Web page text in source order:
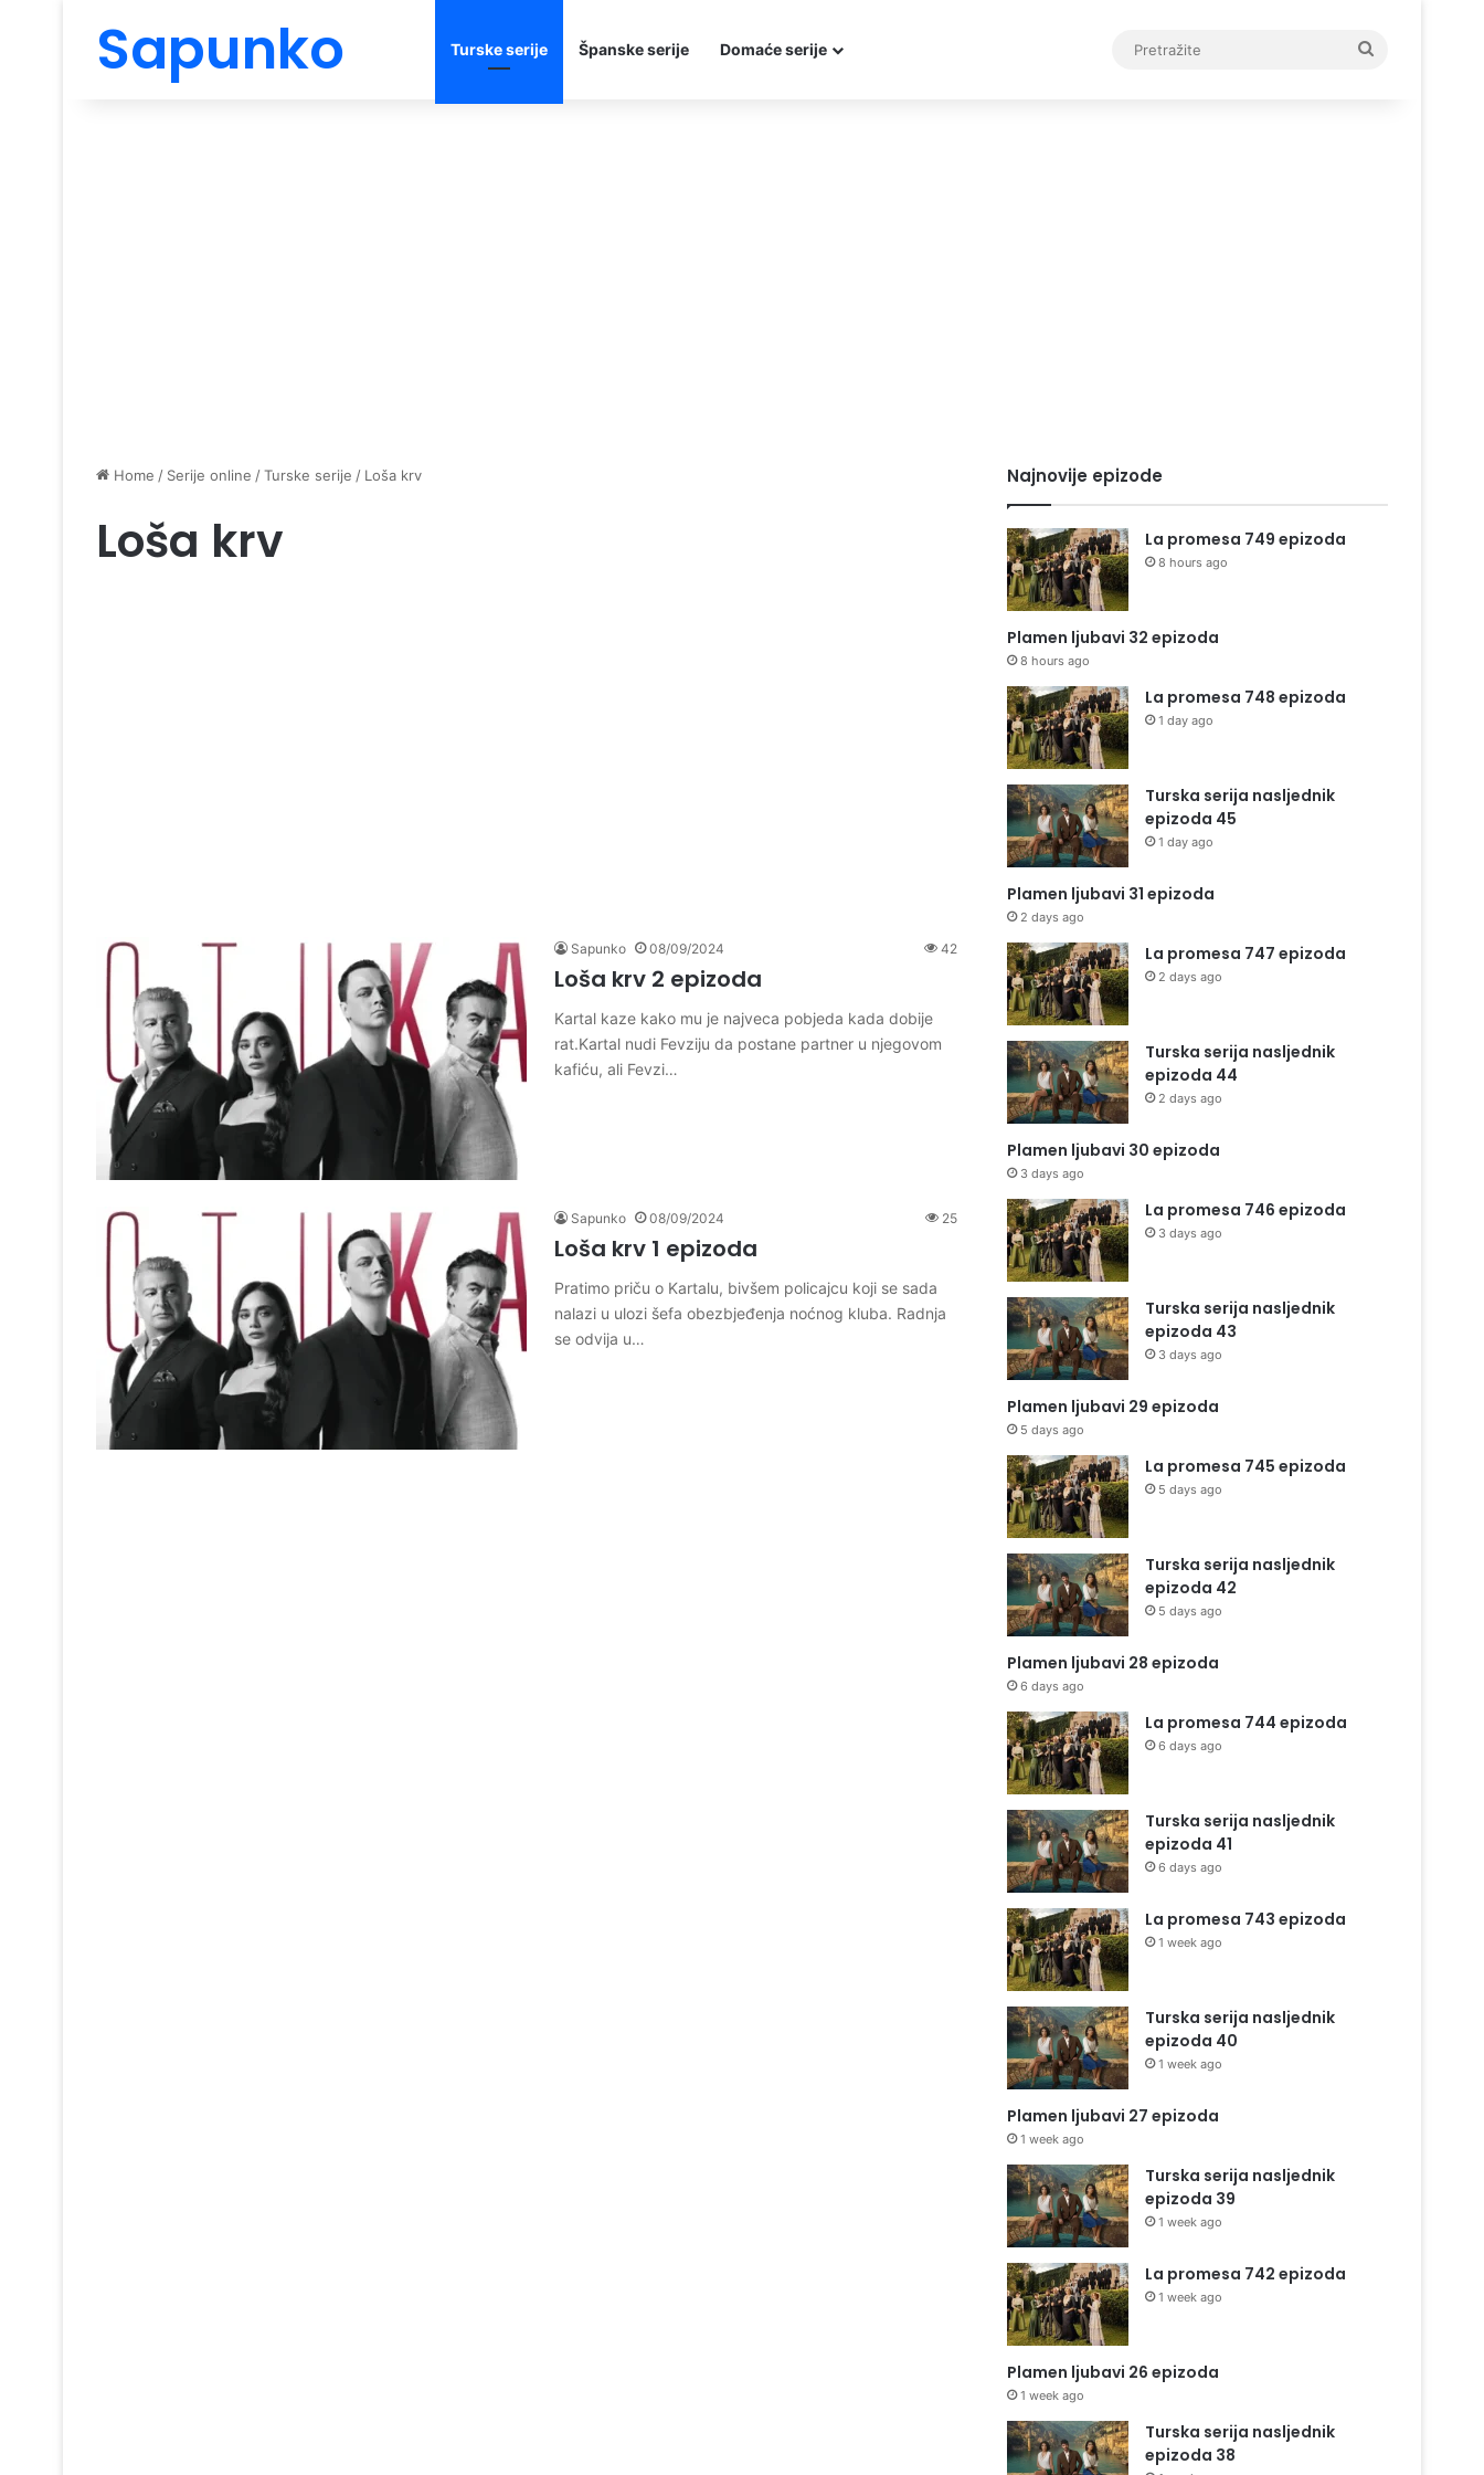
Sapunko Turske serije Španske serije Domaće serije
Home / Serije online /Turske serije / Loša krv
Loša krv
Sapunko 08/09/2024 42
Loša krv 2 epizoda
Kartal kaze kako mu je najveca pobjeda kada dobije
rat.Kartal nudi Fevziju da postane partner u njegovom
kafiću, ali Fevzi…
Sapunko 08/09/2024 25
Loša krv 1 epizoda
Pratimo priču o Kartalu, bivšem policajcu koji se sada
nalazi u ulozi šefa obezbjeđenja noćnog kluba. Radnja
se odvija u…
Najnovije epizode
La promesa 749 epizoda
8 hours ago
Plamen ljubavi 32 epizoda
8 hours ago
La promesa 748 epizoda
1 day ago
Turska serija nasljednik
epizoda 45
1 day ago
Plamen ljubavi 31 epizoda
2 days ago
La promesa 747 epizoda
2 days ago
Turska serija nasljednik
epizoda 44
2 days ago
Plamen ljubavi 30 epizoda
3 days ago
La promesa 746 epizoda
3 days ago
Turska serija nasljednik
epizoda 43
3 days ago
Plamen ljubavi 29 epizoda
5 days ago
La promesa 745 epizoda
5 days ago
Turska serija nasljednik
epizoda 42
5 days ago
Plamen ljubavi 28 epizoda
6 days ago
La promesa 744 epizoda
6 days ago
Turska serija nasljednik
epizoda 41
6 days ago
La promesa 743 epizoda
1 week ago
Turska serija nasljednik
epizoda 40
1 week ago
Plamen ljubavi 27 epizoda
1 week ago
Turska serija nasljednik
epizoda 39
1 week ago
La promesa 742 epizoda
1 week ago
Plamen ljubavi 26 epizoda
1 week ago
Turska serija nasljednik
epizoda 38